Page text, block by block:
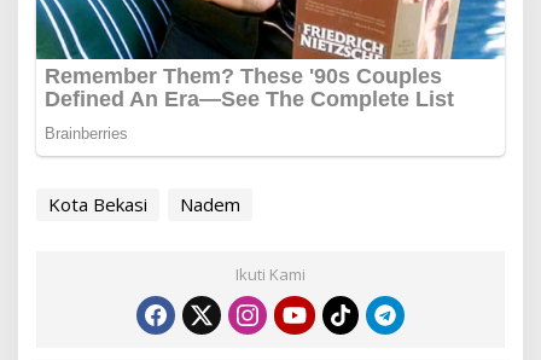
Kota Bekasi Nadem
Ikuti Kami